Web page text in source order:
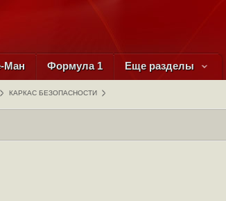
Ман Формула 1 Еще разделы
КАРКАС БЕЗОПАСНОСТИ